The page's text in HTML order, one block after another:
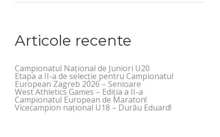
Articole recente
Campionatul Național de Juniori U20
Etapa a II-a de selecție pentru Campionatul
European Zagreb 2026 – Senioare
West Athletics Games – Ediția a II-a
Campionatul European de Maraton!
Vicecampion național U18 – Durău Eduard!